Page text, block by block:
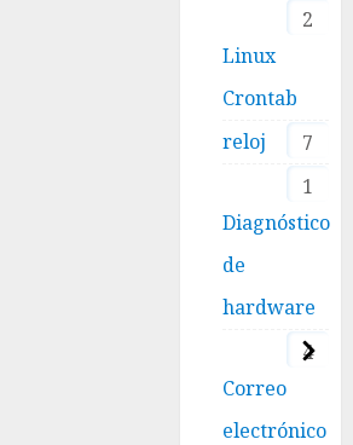
2
Linux
Crontab
7
reloj
1
Diagnóstico
de
hardware
4
Correo
electrónico